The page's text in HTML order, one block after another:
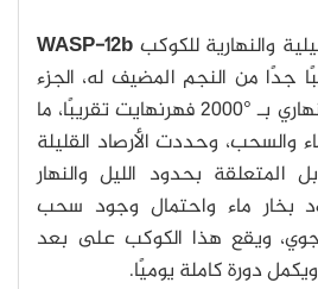
والنهارية للكوكب WASP-12b
جدًا من النجم المضيف له، الجزء
الليلي أبرد من الجزء النهاري بـ °2000 فهرنهايت تقريبًا، ما
والسحب، وحددت الأرصاد القليلة
المتعلقة بحدود الليل والنهار
بخار ماء واحتمال وجود سحب
ويقع هذا الكوكب على بعد
دورة كاملة يوميًا.